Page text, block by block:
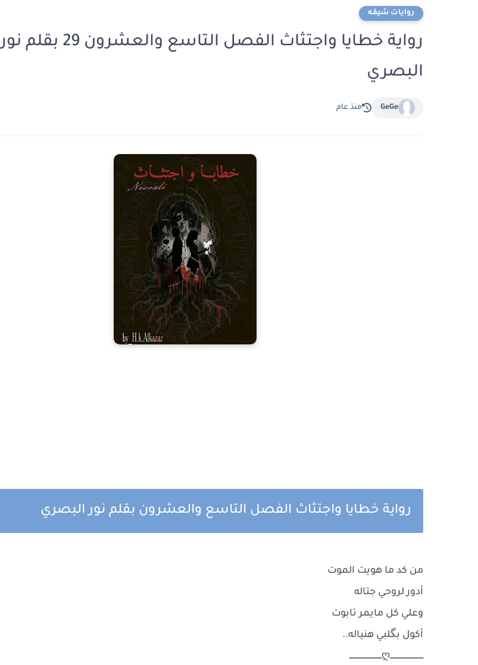
روايات شيقه
رواية خطايا واجتثاث الفصل التاسع والعشرون 29 بقلم نور
البصري
GeGe منذ عام
رواية خطايا واجتثاث الفصل التاسع والعشرون بقلم نور البصري
‏من كد ما هويت الموت
أدور لروحي جتاله
وعلي كل مايمر تابوت
أكول بگلبي هنياله..
ــــــــــــــــــــــــــــღـــــــــــــــــــــــــــ